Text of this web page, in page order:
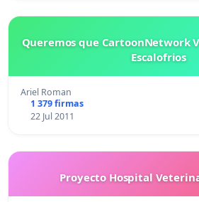
Queremos que CartoonNetwork
Escalofrios
Ariel Roman
1 379 firmas
22 Jul 2011
Proyecto Hospital